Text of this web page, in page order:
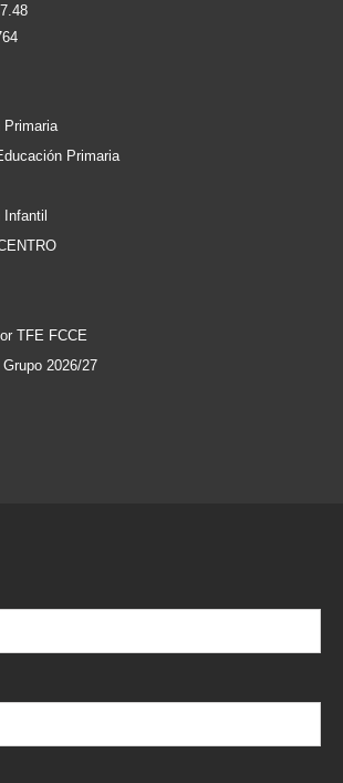
Primaria
Primaria
TFE FCCE
2026/27